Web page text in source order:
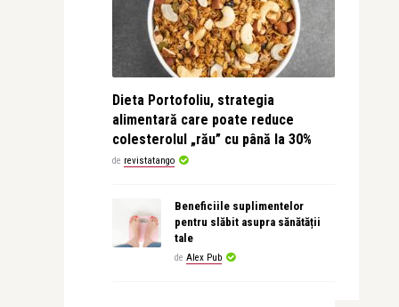
Dieta Portofoliu, strategia
alimentară care poate reduce
colesterolul „rău” cu până la 30%
de revistatango
Beneficiile suplimentelor
pentru slăbit asupra sănătății
tale
de Alex Pub